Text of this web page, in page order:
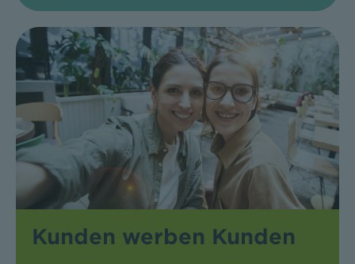
Kunden werben Kunden